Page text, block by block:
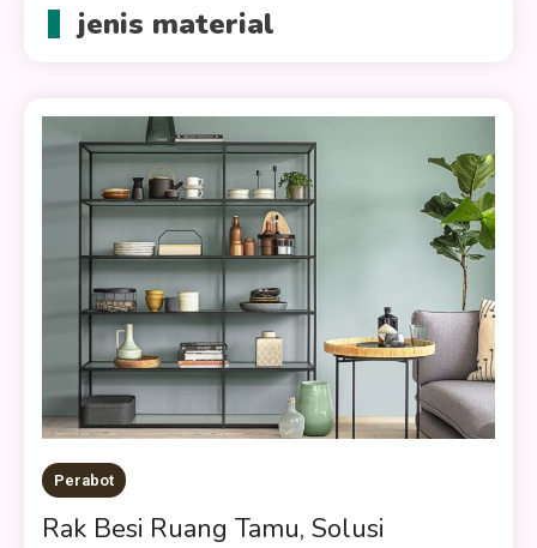
jenis material
Perabot
Rak Besi Ruang Tamu, Solusi